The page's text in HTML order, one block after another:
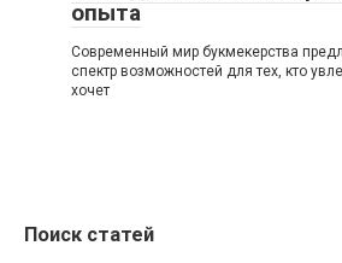
опыта
Современный мир букмекерства
спектр возможностей для тех, кто
хочет
Поиск статей